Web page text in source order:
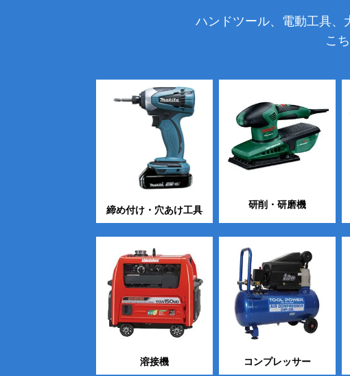
ハンドツール、電動工具、
こ
締め付け・穴あけ工具 研削・研磨機
溶接機 コンプレッサー